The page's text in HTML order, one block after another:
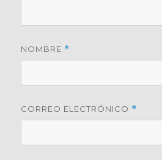
NOMBRE *
CORREO ELECTRÓNICO *